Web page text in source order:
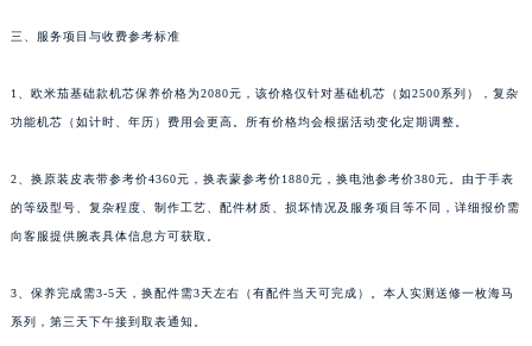
三、服务项目与收费参考标准
1、欧米茄基础款机芯保养价格为2080元，该价格仅针对基础机芯（如2500系列），复杂
功能机芯（如计时、年历）费用会更高。所有价格均会根据活动变化定期调整。
2、换原装皮表带参考价4360元，换表蒙参考价1880元，换电池参考价380元。由于手表
的等级型号、复杂程度、制作工艺、配件材质、损坏情况及服务项目等不同，详细报价需
向客服提供腕表具体信息方可获取。
3、保养完成需3-5天，换配件需3天左右（有配件当天可完成）。本人实测送修一枚海马
系列，第三天下午接到取表通知。